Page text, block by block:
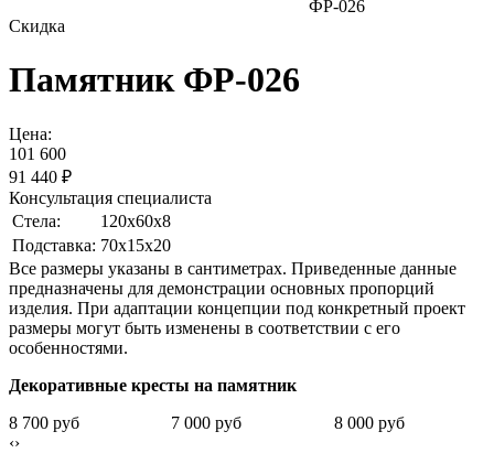
Скидка
Памятник ФР-026
Цена:
101 600
91 440 ₽
Консультация специалиста
Стела:
120х60х8
Подставка: 70х15х20
Все размеры указаны в сантиметрах. Приведенные данные
предназначены для демонстрации основных пропорций
изделия. При адаптации концепции под конкретный проект
размеры могут быть изменены в соответствии с его
особенностями.
Декоративные кресты на памятник
8 700 руб
7 000 руб
8 000 руб
‹›